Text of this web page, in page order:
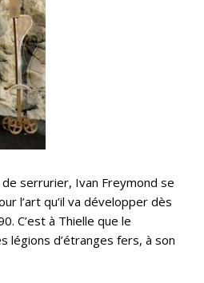
serrurier, Ivan Freymond se
l’art qu’il va développer dès
C’est à Thielle que le
légions d’étranges fers, à son